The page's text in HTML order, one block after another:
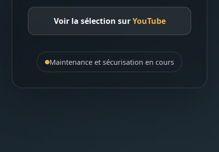
Voir la sélection surYouTube
Maintenance et sécurisation en cours